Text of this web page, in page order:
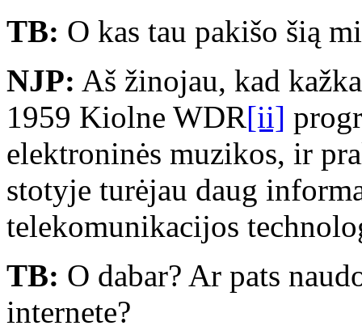
TB: O kas tau pakišo šią
NJP: Aš žinojau, kad
1959 Kiolne WDR[ii]
elektroninės muzikos, ir
stotyje turėjau daug
telekomunikacijos
TB: O dabar? Ar pats
internete?